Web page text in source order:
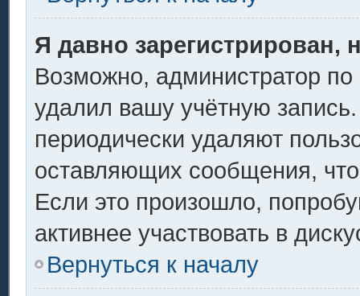
Я давно зарегистрирован,
Возможно, администратор по
удалил вашу учётную
периодически удаляют
оставляющих сообщения,
Если это произошло,
активнее участвовать в
Вернуться к началу